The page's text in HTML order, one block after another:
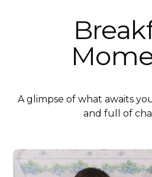
A glimpse of what awaits
and full of